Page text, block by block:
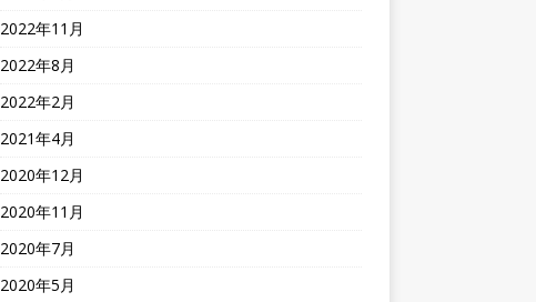
2022年11月
2022年8月
2022年2月
2021年4月
2020年12月
2020年11月
2020年7月
2020年5月